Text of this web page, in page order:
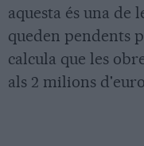
aquesta és una de
queden pendents
calcula que les
als 2 milions